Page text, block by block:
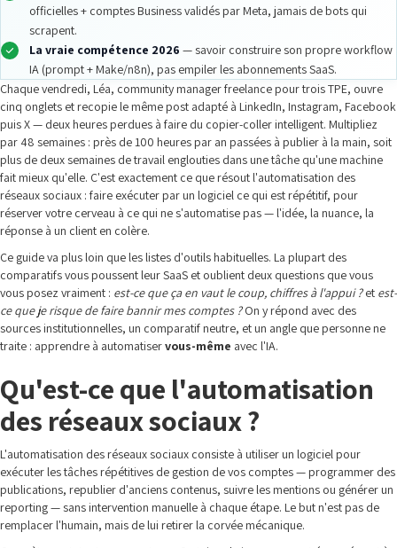
officielles + comptes Business validés par Meta, jamais de bots qui
scrapent.
La vraie compétence 2026 — savoir construire son propre workflow
IA (prompt + Make/n8n), pas empiler les abonnements SaaS.
Chaque vendredi, Léa, community manager freelance pour trois TPE, ouvre
cinq onglets et recopie le même post adapté à LinkedIn, Instagram, Facebook
puis X — deux heures perdues à faire du copier-coller intelligent. Multipliez
par 48 semaines : près de 100 heures par an passées à publier à la main, soit
plus de deux semaines de travail englouties dans une tâche qu'une machine
fait mieux qu'elle. C'est exactement ce que résout l'automatisation des
réseaux sociaux : faire exécuter par un logiciel ce qui est répétitif, pour
réserver votre cerveau à ce qui ne s'automatise pas — l'idée, la nuance, la
réponse à un client en colère.
Ce guide va plus loin que les listes d'outils habituelles. La plupart des
comparatifs vous poussent leur SaaS et oublient deux questions que vous
vous posez vraiment : est-ce que ça en vaut le coup, chiffres à l'appui ?et est-
ce que je risque de faire bannir mes comptes ?On y répond avec des
sources institutionnelles, un comparatif neutre, et un angle que personne ne
traite : apprendre à automatiservous-même avec l'IA.
Qu'est-ce que l'automatisation
des réseaux sociaux ?
L'automatisation des réseaux sociaux consiste à utiliser un logiciel pour
exécuter les tâches répétitives de gestion de vos comptes — programmer des
publications, republier d'anciens contenus, suivre les mentions ou générer un
reporting — sans intervention manuelle à chaque étape. Le but n'est pas de
remplacer l'humain, mais de lui retirer la corvée mécanique.